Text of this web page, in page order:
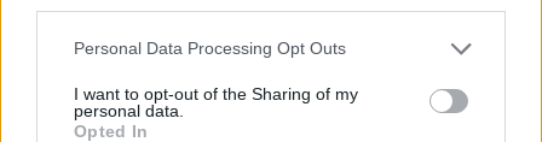
Personal Data Processing Opt Outs
I want to opt-out of the Sharing of my
personal data.
Opted In
9 Ago 2024
Carlucci, Bevilacqua, Solinas, Souare e Galic